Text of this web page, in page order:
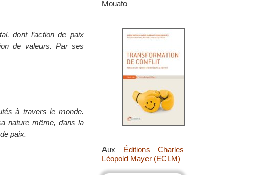
Mouafo
Aux Éditions Charles
Léopold Mayer (ECLM)
dont l’action de paix
de valeurs. Par ses
à travers le monde.
nature même, dans la
paix.